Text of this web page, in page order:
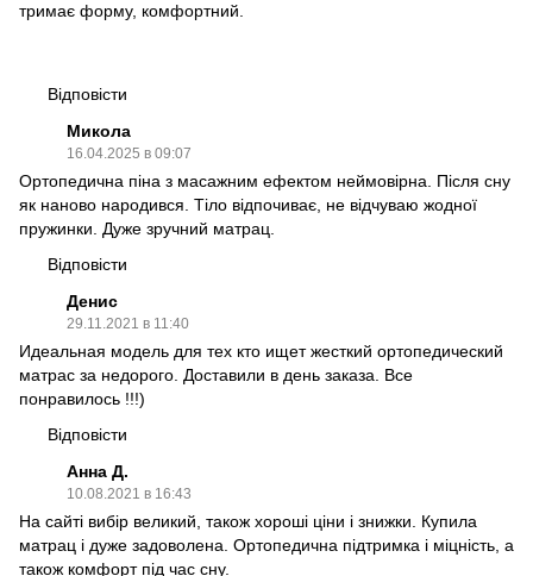
тримає форму, комфортний.
Відповісти
Микола
16.04.2025 в 09:07
Ортопедична піна з масажним ефектом неймовірна. Після сну
як наново народився. Тіло відпочиває, не відчуваю жодної
пружинки. Дуже зручний матрац.
Відповісти
Денис
29.11.2021 в 11:40
Идеальная модель для тех кто ищет жесткий ортопедический
матрас за недорого. Доставили в день заказа. Все
понравилось !!!)
Відповісти
Анна Д.
10.08.2021 в 16:43
На сайті вибір великий, також хороші ціни і знижки. Купила
матрац і дуже задоволена. Ортопедична підтримка і міцність, а
також комфорт під час сну.